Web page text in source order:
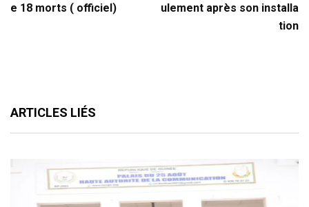
e 18 morts ( officiel)
ulement après son installa
tion
ARTICLES LIÉS